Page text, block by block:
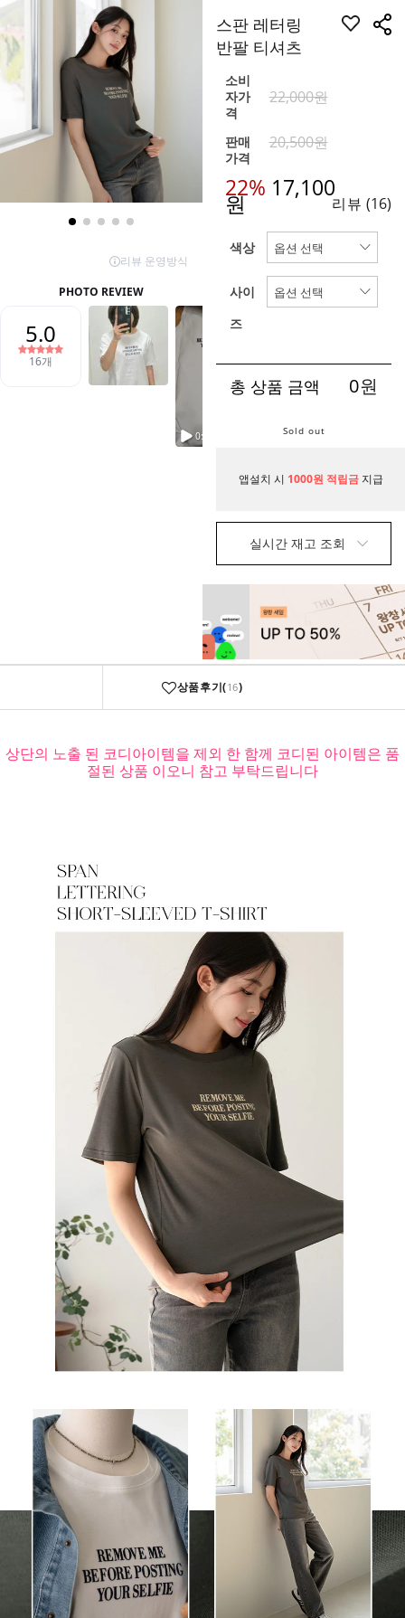
스판 레터링
반팔 티셔츠
소비
자가
격
22,000원
판매
가격
20,500원
22% 17,100
원 리뷰 (16)
색상
사이
즈
총 상품 금액 0원
Sold out
앱설치 시 1000원 적립금 지급
실시간 재고 조회
상품후기(16)
상단의 노출 된 코디아이템을 제외 한 함께 코디된 아이템은 품
절된 상품 이오니 참고 부탁드립니다